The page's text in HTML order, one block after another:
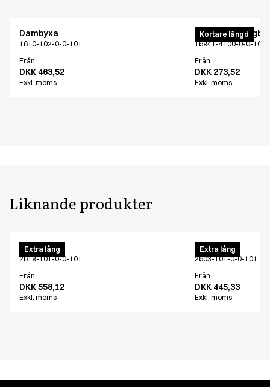
Dambyxa
1610-102-0-0-101
Från
DKK 463,52
Exkl. moms
Kortare längd
Unisex
16941-4100-0-0-101
Från
DKK 273,52
Exkl. moms
Liknande produkter
Extra lång
Herrbyxa
2619-101-0-0-101
Från
DKK 558,12
Exkl. moms
Extra lång
Herrbyxa
2603-101-0-0-101
Från
DKK 445,33
Exkl. moms